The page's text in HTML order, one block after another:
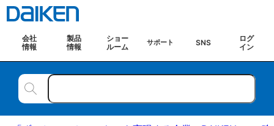
会社
情報
製品
情報
ショー
ルーム
サポート SNS
ログ
イン